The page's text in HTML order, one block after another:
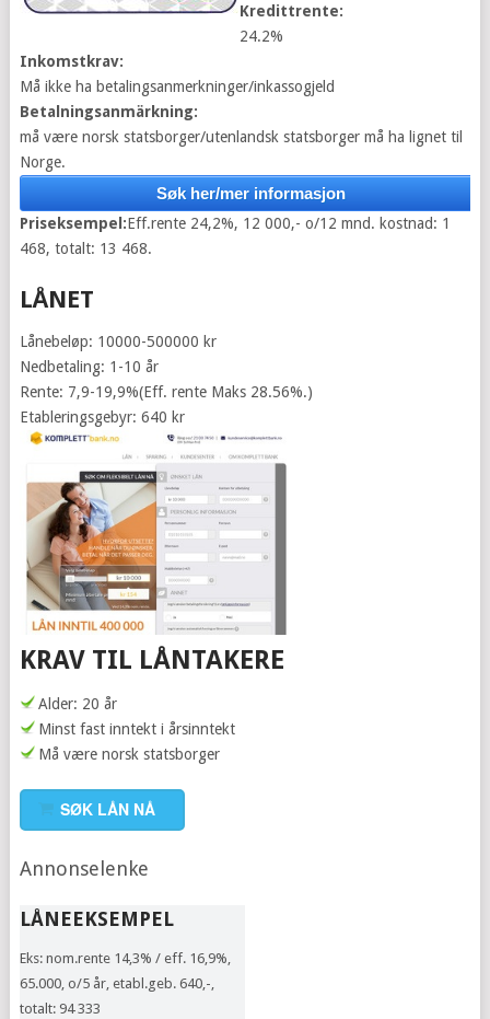
Kredittrente:
24.2%
Inkomstkrav:
Må ikke ha betalingsanmerkninger/inkassogjeld
Betalningsanmärkning:
må være norsk statsborger/utenlandsk statsborger må ha lignet til
Norge.
Søk her/mer informasjon
Priseksempel:Eff.rente 24,2%, 12 000,- o/12 mnd. kostnad: 1
468, totalt: 13 468.
LÅNET
Lånebeløp: 10000-500000 kr
Nedbetaling: 1-10 år
Rente: 7,9-19,9%(Eff. rente Maks 28.56%.)
Etableringsgebyr: 640 kr
KRAV TIL LÅNTAKERE
Alder: 20 år
Minst fast inntekt i årsinntekt
Må være norsk statsborger
SØK LÅN NÅ
Annonselenke
LÅNEEKSEMPEL
Eks: nom.rente 14,3% / eff. 16,9%,
65.000, o/5 år, etabl.geb. 640,-,
totalt: 94 333